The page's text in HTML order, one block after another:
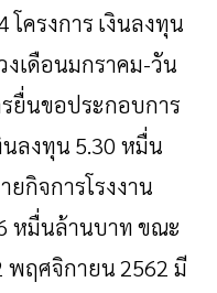
โครงการ เงินลงทุน
งเดือนมกราคม-วัน
ยื่นขอประกอบการ
นลงทุน 5.30 หมื่น
กิจการโรงงาน
หมื่นล้านบาทขณะ
พฤศจิกายน2562 มี